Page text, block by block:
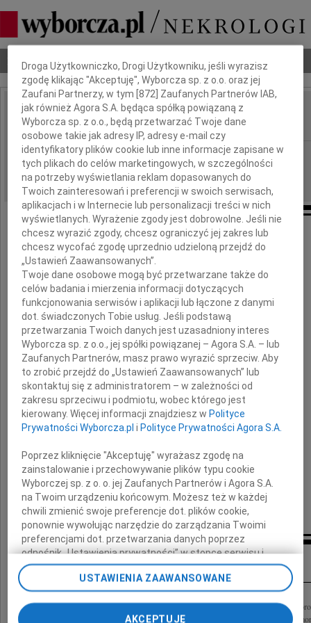
Nekrologi Odeszli Poradnik pogrzebowy
IMIĘ I NAZWISKO: Wojciech Korona
REGION: cała Polska
DATA EMISJI: 02.01.2010
Z głębokim żalem żegnamy
Wojciecha Koronę
Kolegę i Przyjaciela
Rodzinie
i Najbliższym Zmarłego
wyrazy najgłębszego współczucia
składają
Staszek i Gosia Prus z Wrocławia
Inne kondolencje
Z głębokim żalem przyjęliśmy wiadomość o śmierci naszego Kolegi Wojciecha
Rodzinie Zmarłego wyrazy współczucia i głębokiego żalu składają Rada Izby
Dbamy o Twoją prywatność
Droga Użytkowniczko, Drogi Użytkowniku, jeśli wyrazisz
zgodę klikając "Akceptuję", Wyborcza sp. z o.o. oraz jej
Zaufani Partnerzy, w tym [872 ] Zaufanych Partnerów IAB,
jak również Agora S.A. będąca spółką powiązaną z
Wyborcza sp. z o.o., będą przetwarzać Twoje dane
osobowe takie jak adresy IP, adresy e-mail czy
identyfikatory plików cookie lub inne informacje zapisane w
tych plikach do celów marketingowych, w szczególności
na potrzeby wyświetlania reklam dopasowanych do
Twoich zainteresowań i preferencji w swoich serwisach,
aplikacjach i w Internecie lub personalizacji treści w nich
wyświetlanych. Wyrażenie zgody jest dobrowolne. Jeśli nie
chcesz wyrazić zgody, chcesz ograniczyć jej zakres lub
chcesz wycofać zgodę uprzednio udzieloną przejdź do
„Ustawień Zaawansowanych”.
Twoje dane osobowe mogą być przetwarzane także do
celów badania i mierzenia informacji dotyczących
funkcjonowania serwisów i aplikacji lub łączone z danymi
dot. świadczonych Tobie usług. Jeśli podstawą
przetwarzania Twoich danych jest uzasadniony interes
Wyborcza sp. z o.o., jej spółki powiązanej – Agora S.A. – lub
Zaufanych Partnerów, masz prawo wyrazić sprzeciw. Aby
to zrobić przejdź do „Ustawień Zaawansowanych” lub
skontaktuj się z administratorem – w zależności od
zakresu sprzeciwu i podmiotu, wobec którego jest
kierowany. Więcej informacji znajdziesz w Polityce
Prywatności Wyborcza.pl i Polityce Prywatności Agora S.A.
Poprzez kliknięcie "Akceptuję" wyrażasz zgodę na
zainstalowanie i przechowywanie plików typu cookie
Wyborczej sp. z o. o. jej Zaufanych Partnerów i Agora S.A.
na Twoim urządzeniu końcowym. Możesz też w każdej
chwili zmienić swoje preferencje dot. plików cookie,
ponownie wywołując narzędzie do zarządzania Twoimi
preferencjami dot. przetwarzania danych poprzez
odnośnik „Ustawienia prywatności” w stopce serwisu i
przechodząc do sekcji „Ustawienia zaawansowane”.
Zmiana ustawień plików cookie możliwa jest także za
pomocą ustawień przeglądarki.
USTAWIENIA ZAAWANSOWANE
AKCEPTUJĘ